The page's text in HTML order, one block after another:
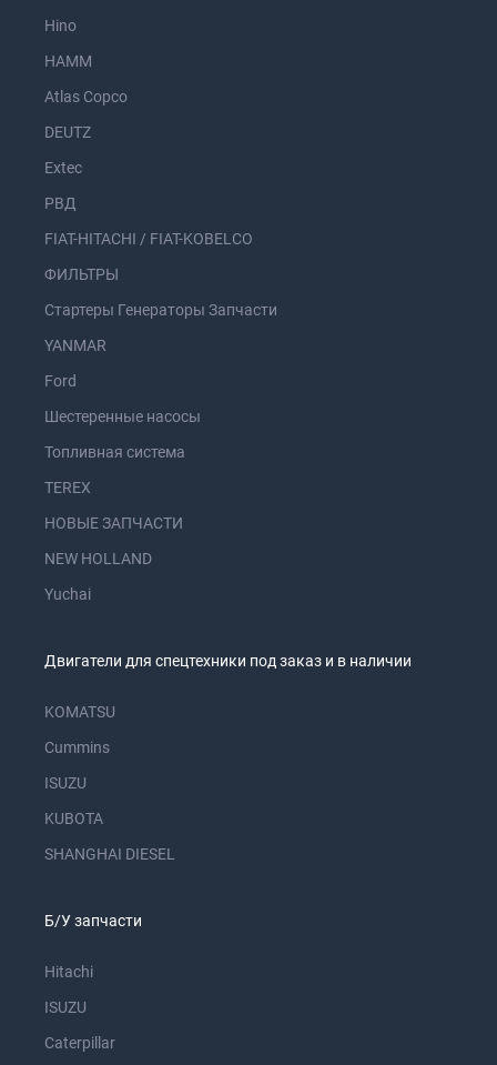
Hino
HAMM
Atlas Copco
DEUTZ
Extec
РВД
FIAT-HITACHI / FIAT-KOBELCO
ФИЛЬТРЫ
Стартеры Генераторы Запчасти
YANMAR
Ford
Шестеренные насосы
Топливная система
TEREX
НОВЫЕ ЗАПЧАСТИ
NEW HOLLAND
Yuchai
Двигатели для спецтехники под заказ и в наличии
KOMATSU
Cummins
ISUZU
KUBOTA
SHANGHAI DIESEL
Б/У запчасти
Hitachi
ISUZU
Caterpillar